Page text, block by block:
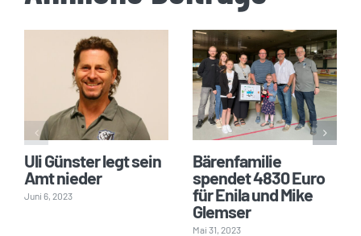
Uli Günster legt sein
Amt nieder
Juni 6, 2023
Bärenfamilie
spendet 4830 Euro
für Enila und Mike
Glemser
Mai 31, 2023